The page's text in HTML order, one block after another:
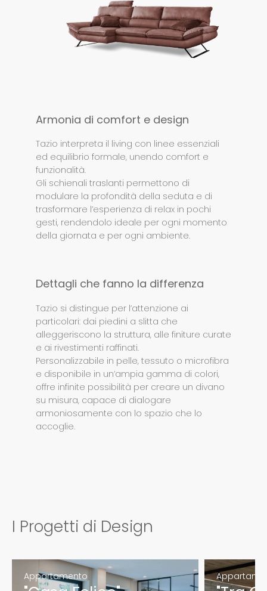
Armonia di comfort e design
Tazio interpreta il living con linee essenziali
ed equilibrio formale, unendo comfort e
funzionalità.
Gli schienali traslanti permettono di
modulare la profondità della seduta e di
trasformare l’esperienza di relax in pochi
gesti, rendendolo ideale per ogni momento
della giornata e per ogni ambiente.
Dettagli che fanno la differenza
Tazio si distingue per l’attenzione ai
particolari: dai piedini a slitta che
alleggeriscono la struttura, alle finiture curate
e ai rivestimenti raffinati.
Personalizzabile in pelle, tessuto o microfibra
e disponibile in un’ampia gamma di colori,
offre infinite possibilità per creare un divano
su misura, capace di dialogare
armoniosamente con lo spazio che lo
accoglie.
I Progetti di Design
Appartamento